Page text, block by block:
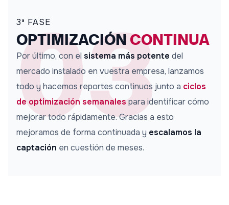
3ª FASE
OPTIMIZACIÓNCONTINUA
Por último, con el sistema más potente del
mercado instalado en vuestra empresa, lanzamos
todo y hacemos reportes continuos junto a ciclos
de optimización semanalespara identificar cómo
mejorar todo rápidamente. Gracias a esto
mejoramos de forma continuada y escalamos la
captación en cuestión de meses.
03